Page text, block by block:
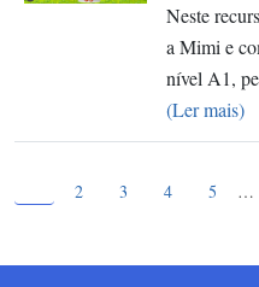
Neste
a Mimi e
nível A1,
(Ler mais)
Page
2 Page
3 Page
4 Page
5 …